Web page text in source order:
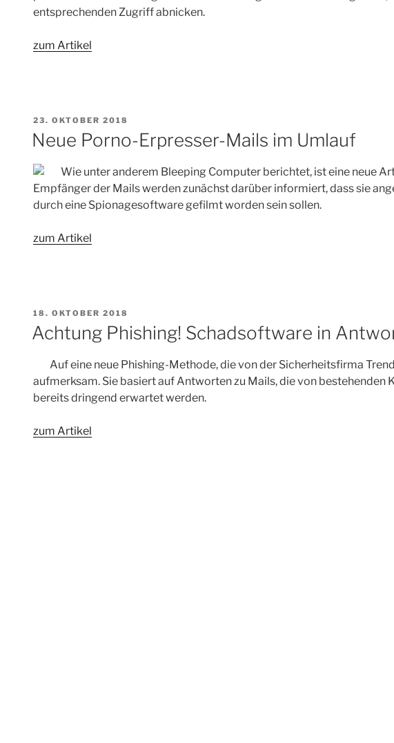
entsprechenden Zugriff abnicken.
zum Artikel
VERÖFFENTLICHT
AM
23. OKTOBER 2018
Neue Porno-Erpresser-Mails im Umlauf
Wie unter anderem Bleeping Computer berichtet, ist eine neue
Empfänger der Mails werden zunächst darüber informiert, dass sie
durch eine Spionagesoftware gefilmt worden sein sollen.
zum Artikel
VERÖFFENTLICHT
18. OKTOBER 2018
Achtung Phishing! Schadsoftware in
Auf eine neue Phishing-Methode, die von der Sicherheitsfirma
aufmerksam. Sie basiert auf Antworten zu Mails, die von
bereits dringend erwartet werden.
zum Artikel